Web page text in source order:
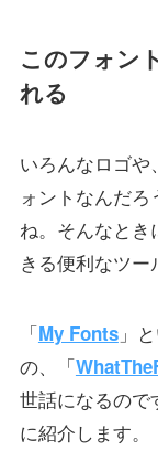
このフォン
れる
いろんなロゴや
ォントなんだ
ね。そんなと
きる便利なツー
「My Fonts」
の、「
世話になるので
に紹介します。